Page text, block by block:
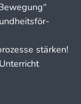
stärken!